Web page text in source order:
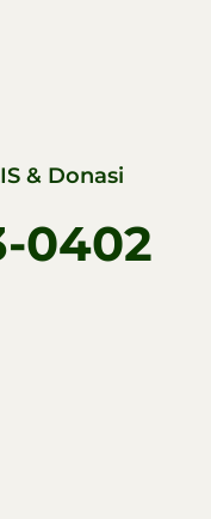
& Donasi
0402